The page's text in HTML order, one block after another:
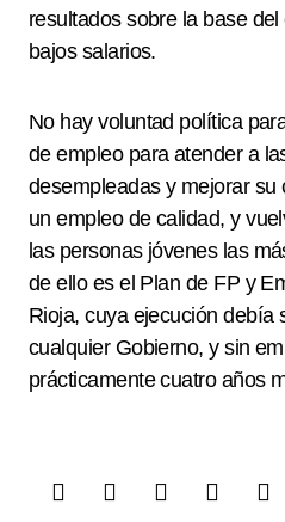
resultados sobre la base
bajos salarios.
No hay voluntad política
de empleo para atender a
desempleadas y mejorar su
un empleo de calidad, y
las personas jóvenes las
de ello es el Plan de FP y
Rioja, cuya ejecución debía
cualquier Gobierno, y sin
prácticamente cuatro años